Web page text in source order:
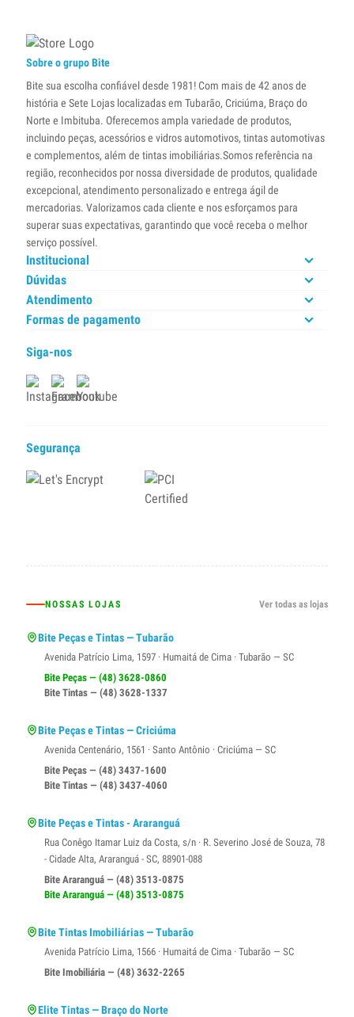
Sobre o grupo Bite
Bite sua escolha confiável desde 1981! Com mais de 42 anos de
história e Sete Lojas localizadas em Tubarão, Criciúma, Braço do
Norte e Imbituba. Oferecemos ampla variedade de produtos,
incluindo peças, acessórios e vidros automotivos, tintas automotivas
e complementos, além de tintas imobiliárias.Somos referência na
região, reconhecidos por nossa diversidade de produtos, qualidade
excepcional, atendimento personalizado e entrega ágil de
mercadorias. Valorizamos cada cliente e nos esforçamos para
superar suas expectativas, garantindo que você receba o melhor
serviço possível.
Institucional
Dúvidas
Atendimento
Formas de pagamento
Siga-nos
Segurança
NOSSAS LOJAS Ver todas as lojas
Bite Peças e Tintas — Tubarão
Avenida Patrício Lima, 1597 · Humaitá de Cima · Tubarão — SC
Bite Peças — (48) 3628-0860
Bite Tintas — (48) 3628-1337
Bite Peças e Tintas — Criciúma
Avenida Centenário, 1561 · Santo Antônio · Criciúma — SC
Bite Peças — (48) 3437-1600
Bite Tintas — (48) 3437-4060
Bite Peças e Tintas - Araranguá
Rua Conêgo Itamar Luiz da Costa, s/n · R. Severino José de Souza, 78
- Cidade Alta, Araranguá - SC, 88901-088
Bite Araranguá — (48) 3513-0875
Bite Araranguá — (48) 3513-0875
Bite Tintas Imobiliárias — Tubarão
Avenida Patrício Lima, 1566 · Humaitá de Cima · Tubarão — SC
Bite Imobiliária — (48) 3632-2265
Elite Tintas — Braço do Norte